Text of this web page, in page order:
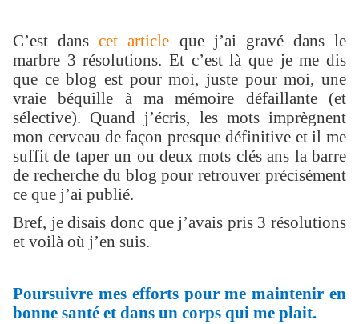
C’est danscet article que j’ai gravé dans le
marbre 3 résolutions. Et c’est là que je me dis
que ce blog est pour moi, juste pour moi, une
vraie béquille à ma mémoire défaillante (et
sélective). Quand j’écris, les mots imprègnent
mon cerveau de façon presque définitive et il me
suffit de taper un ou deux mots clés ans la barre
de recherche du blog pour retrouver précisément
ce que j’ai publié.
Bref, je disais donc que j’avais pris 3 résolutions
et voilà où j’en suis.
Poursuivre mes efforts pour me maintenir en
bonne santé et dans un corps qui me plait.